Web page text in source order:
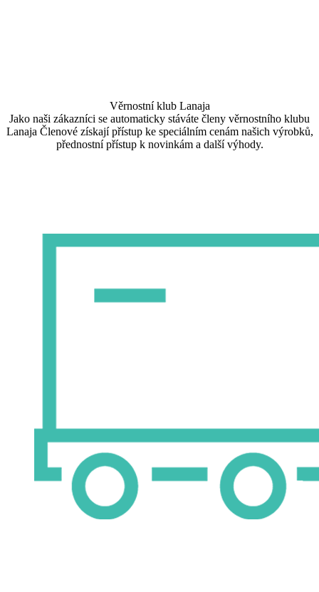
Věrnostní klub Lanaja
Jako naši zákazníci se automaticky stáváte členy věrnostního klubu
Lanaja Členové získají přístup ke speciálním cenám našich výrobků,
přednostní přístup k novinkám a další výhody.